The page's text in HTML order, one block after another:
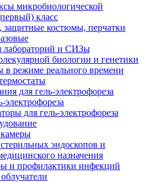
микробиологической
класс
защитные костюмы, перчатки
лабораторий и СИЗы
биологии и генетики
режиме реального времени
для гель-электрофореза
для гель-электрофореза
эндоскопов и
назначения
и профилактики инфекций